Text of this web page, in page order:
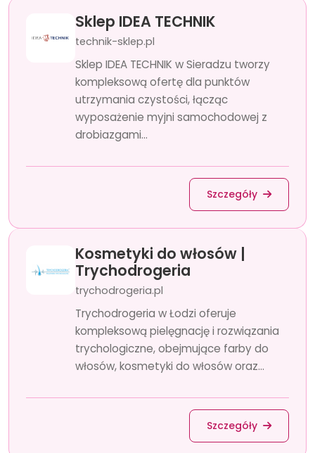
Sklep IDEA TECHNIK
technik-sklep.pl
Sklep IDEA TECHNIK w Sieradzu tworzy
kompleksową ofertę dla punktów
utrzymania czystości, łącząc
wyposażenie myjni samochodowej z
drobiazgami...
Szczegóły
Kosmetyki do włosów |
Trychodrogeria
trychodrogeria.pl
Trychodrogeria w Łodzi oferuje
kompleksową pielęgnację i rozwiązania
trychologiczne, obejmujące farby do
włosów, kosmetyki do włosów oraz...
Szczegóły